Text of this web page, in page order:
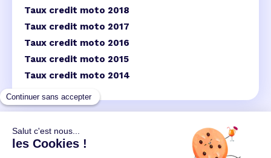
Taux credit moto 2018
Taux credit moto 2017
Taux credit moto 2016
Taux credit moto 2015
Taux credit moto 2014